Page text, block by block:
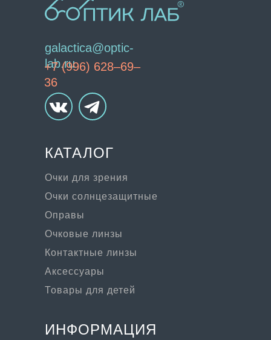
galactica@optic-
lab.ru
Очки для зрения
Очки солнцезащитные
Очковые линзы
Оправы
Контактные линзы
Аксессуары
Товары для детей
+7 (996) 628–69–
36
ИНФОРМАЦИЯ
КАТАЛОГ